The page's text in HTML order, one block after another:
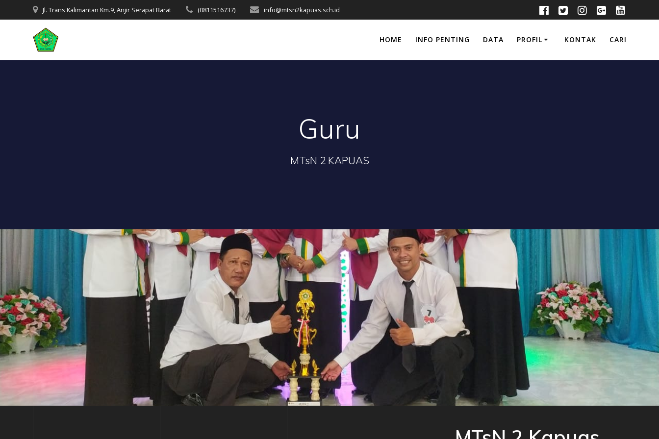
to
Jl. Trans Kalimantan Km.9, Anjir Serapat Barat (0811516737) info@mtsn2kapuas.sch.id
HOME INFO PENTING DATA PROFIL KONTAK CARI
Guru
MTsN 2 KAPUAS